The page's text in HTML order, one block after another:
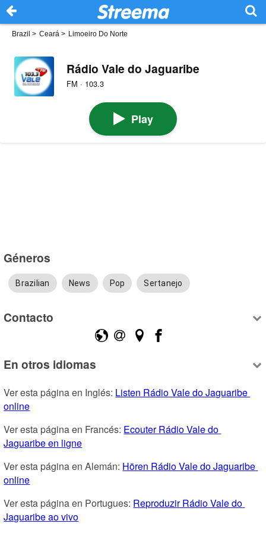
Brazil > Ceará > Limoeiro Do Norte
Rádio Vale do Jaguaribe
FM · 103.3
Play
Géneros
Brazilian News Pop Sertanejo
Contacto
En otros idiomas
Ver esta página en Inglés: Listen Rádio Vale do Jaguaribe
online
Ver esta página en Francés: Ecouter Rádio Vale do
Jaguaribe en ligne
Ver esta página en Alemán: Hören Rádio Vale do Jaguaribe
online
Ver esta página en Portugues: Reproduzir Rádio Vale do
Jaguaribe ao vivo